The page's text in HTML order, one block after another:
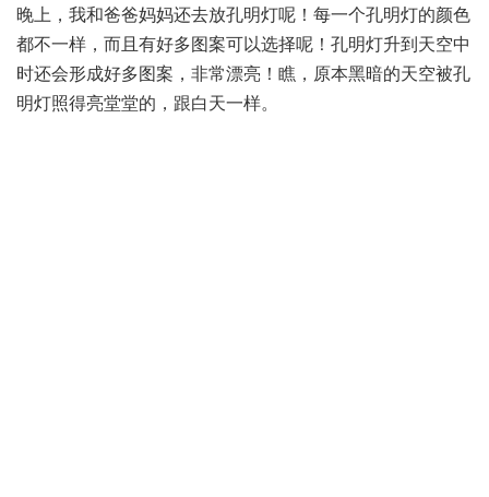
晚上，我和爸爸妈妈还去放孔明灯呢！每一个孔明灯的颜色
都不一样，而且有好多图案可以选择呢！孔明灯升到天空中
时还会形成好多图案，非常漂亮！瞧，原本黑暗的天空被孔
明灯照得亮堂堂的，跟白天一样。